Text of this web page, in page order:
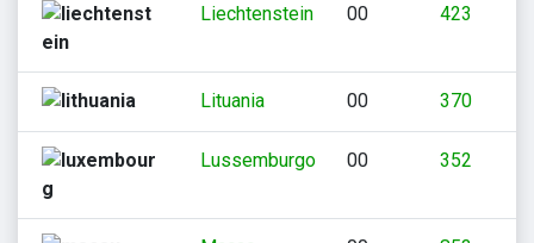
Liechtenstein 00 423
Lituania 00 370
Lussemburgo 00 352